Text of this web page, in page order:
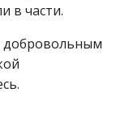
в части.
добровольным